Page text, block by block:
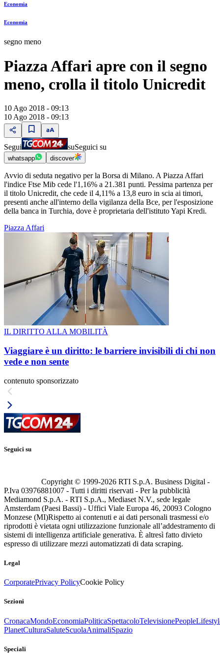
Economia
Economia
segno meno
Piazza Affari apre con il segno
meno, crolla il titolo Unicredit
10 Ago 2018 - 09:13
10 Ago 2018 - 09:13
Segui suSeguici su
whatsapp discover
Avvio di seduta negativo per la Borsa di Milano. A Piazza Affari
l'indice Ftse Mib cede l'1,16% a 21.381 punti. Pessima partenza per
il titolo Unicredit, che cede il 4,11% a 13,8 euro in scia ai timori,
presenti anche all'interno della vigilanza della Bce, per l'esposizione
della banca in Turchia, dove è proprietaria dell'istituto Yapi Kredi.
Piazza Affari
IL DIRITTO ALLA MOBILITÀ
Viaggiare è un diritto: le barriere invisibili di chi non
vede e non sente
contenuto sponsorizzato
Seguici su
Copyright © 1999-2026 RTI S.p.A. Business Digital -
P.Iva 03976881007 - Tutti i diritti riservati - Per la pubblicità
Mediamond S.p.A. - RTI S.p.A., Mediaset N.V., sede legale
Amsterdam (Paesi Bassi) - Uffici Viale Europa 46, 20093 Cologno
Monzese (MI)Rispetto ai contenuti e ai dati personali trasmessi e/o
riprodotti è vietata ogni utilizzazione funzionale all’addestramento di
sistemi di intelligenza artificiale generativa. È altresì fatto divieto
espresso di utilizzare mezzi automatizzati di data scraping.
Legal
CorporatePrivacy PolicyCookie Policy
Sezioni
CronacaMondoEconomiaPoliticaSpettacoloTelevisionePeople
PlanetCulturaSaluteScuolaAnimaliSpazio
Speciali